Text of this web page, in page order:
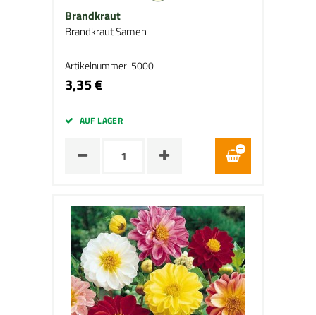
Brandkraut
Brandkraut Samen
Artikelnummer: 5000
3,35 €
AUF LAGER